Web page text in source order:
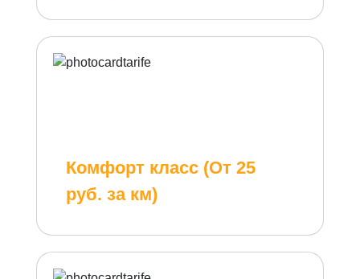
Комфорт класс (От 25
руб. за км)